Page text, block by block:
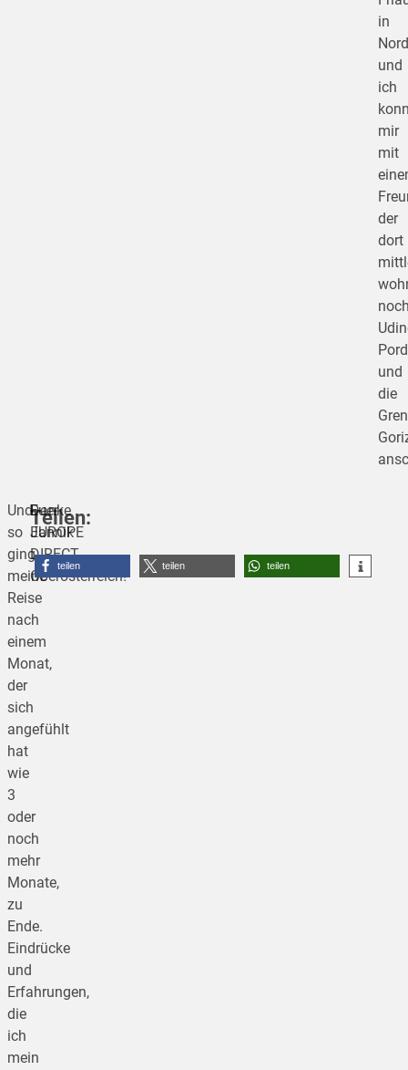
in
und
ich
mir
mit
der
dort
und
die
Und
so
ging
meine
Reise
nach
einem
Monat,
der
sich
angefühlt
hat
wie
3
oder
noch
mehr
Monate,
zu
Ende.
Eindrücke
und
Erfahrungen,
die
ich
mein
Danke
EUROPE
DIRECT
Oberösterreich!
Euer
Jannik
Teilen:
teilen teilen teilen